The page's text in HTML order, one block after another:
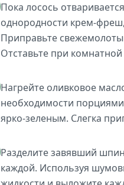
Пока лосось
однородности крем-
Приправьте
Отставьте при
Нагрейте оливковое
необходимости
ярко-зеленым. Слегка
Разделите завявший
каждой. Используя